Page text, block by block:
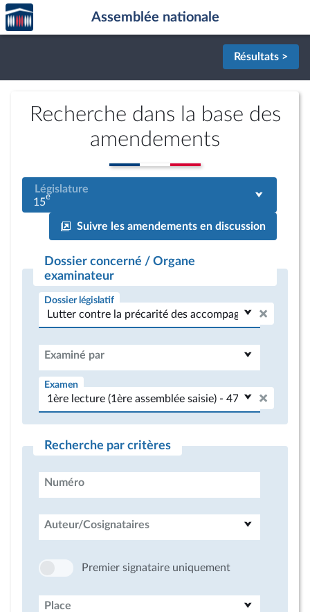
Aller au contenu
Aller en bas de la page
Accèder
à la
page
Assemblée nationale
Résultats >
Recherche dans la base des
amendements
Législature
15e
Suivre les amendements en discussion
Dossier concerné / Organe
examinateur
Dossier législatif
Examiné par
Examen
Recherche par critères
Numéro
Auteur/Cosignataires
Premier signataire uniquement
Place